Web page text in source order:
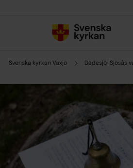
Svenska kyrkan Växjö Dädesjö-Sjösås